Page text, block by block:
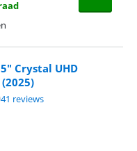
Crystal UHD
(2025)
41 reviews.
41 reviews